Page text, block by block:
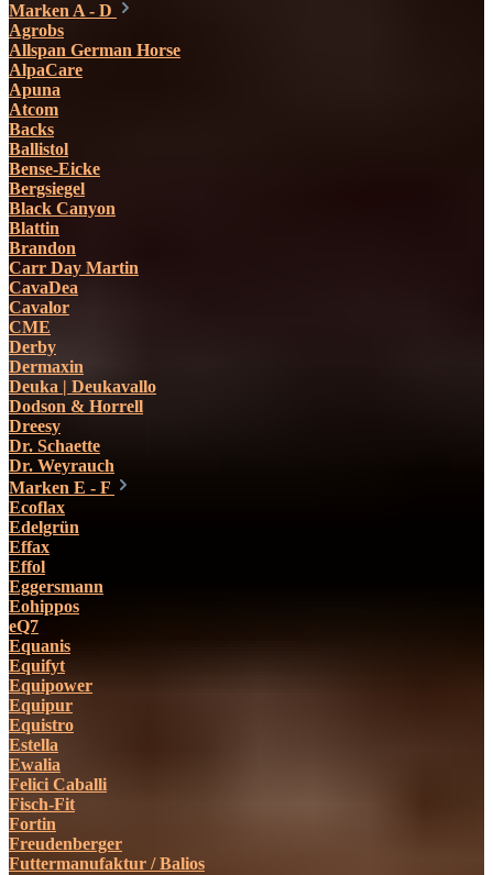
Marken A - D
Agrobs
Allspan German Horse
AlpaCare
Apuna
Atcom
Backs
Ballistol
Bense-Eicke
Bergsiegel
Black Canyon
Blattin
Brandon
Carr Day Martin
CavaDea
Cavalor
CME
Derby
Dermaxin
Deuka | Deukavallo
Dodson & Horrell
Dreesy
Dr. Schaette
Dr. Weyrauch
Marken E - F
Ecoflax
Edelgrün
Effax
Effol
Eggersmann
Eohippos
eQ7
Equanis
Equifyt
Equipower
Equipur
Equistro
Estella
Ewalia
Felici Caballi
Fisch-Fit
Fortin
Freudenberger
Futtermanufaktur / Balios